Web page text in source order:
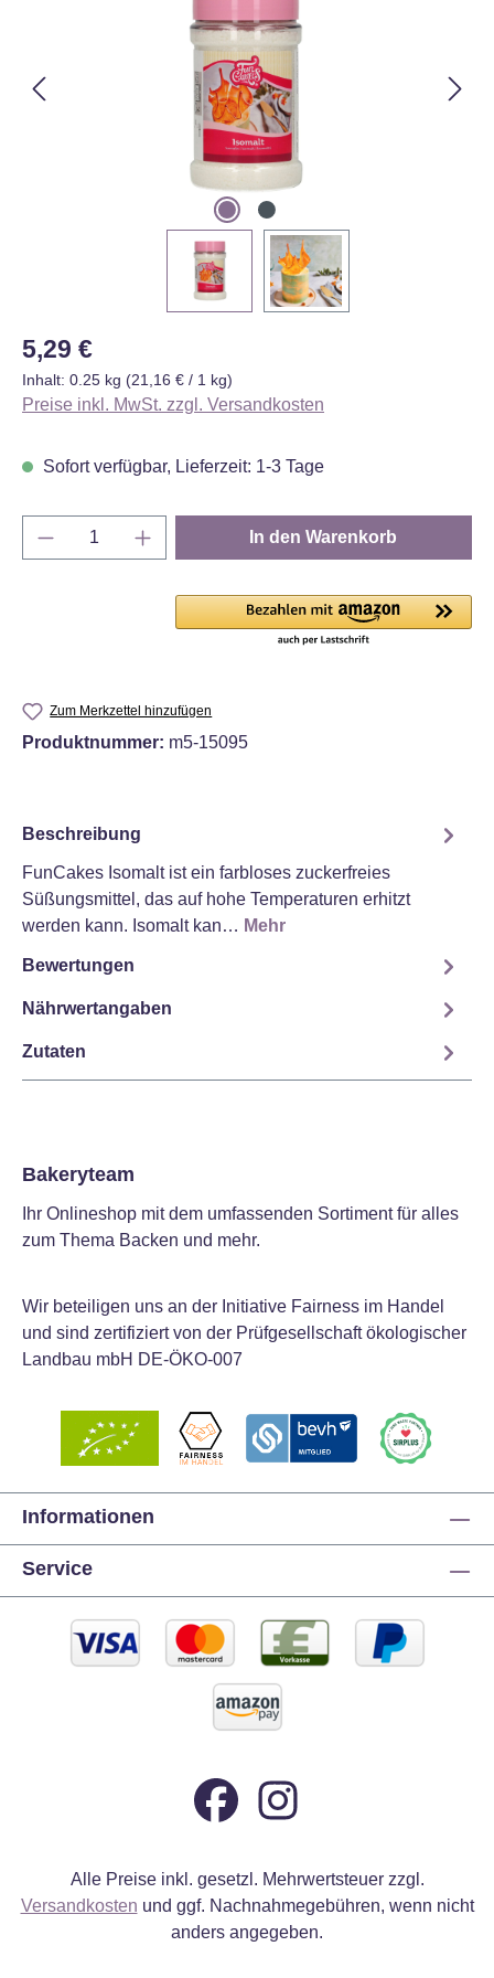
Regulärer Preis:
5,29 €
Inhalt: 0.25 kg (21,16 € / 1 kg)
Preise inkl. MwSt. zzgl. Versandkosten
Sofort verfügbar, Lieferzeit: 1-3 Tage
Produkt Anzahl: Gib den gewünschten
In den Warenkorb
Zum Merkzettel hinzufügen
Produktnummer: m5-15095
Beschreibung
FunCakes Isomalt ist ein farbloses zuckerfreies
Süßungsmittel, das auf hohe Temperaturen erhitzt
werden kann. Isomalt kan… Mehr
Bewertungen
Nährwertangaben
Zutaten
Bakeryteam
Ihr Onlineshop mit dem umfassenden Sortiment für alles
zum Thema Backen und mehr.
Wir beteiligen uns an der Initiative Fairness im Handel
und sind zertifiziert von der Prüfgesellschaft ökologischer
Landbau mbH DE-ÖKO-007
Informationen
Service
Alle Preise inkl. gesetzl. Mehrwertsteuer zzgl.
Versandkosten und ggf. Nachnahmegebühren, wenn nicht
anders angegeben.